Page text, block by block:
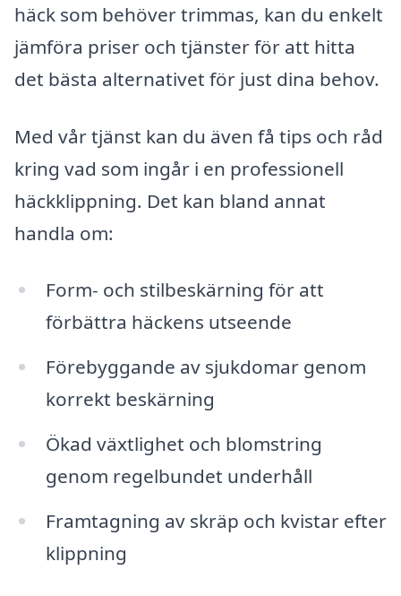
häck som behöver trimmas, kan du enkelt
jämföra priser och tjänster för att hitta
det bästa alternativet för just dina behov.
Med vår tjänst kan du även få tips och råd
kring vad som ingår i en professionell
häckklippning. Det kan bland annat
handla om:
Form- och stilbeskärning för att
förbättra häckens utseende
Förebyggande av sjukdomar genom
korrekt beskärning
Ökad växtlighet och blomstring
genom regelbundet underhåll
Framtagning av skräp och kvistar efter
klippning